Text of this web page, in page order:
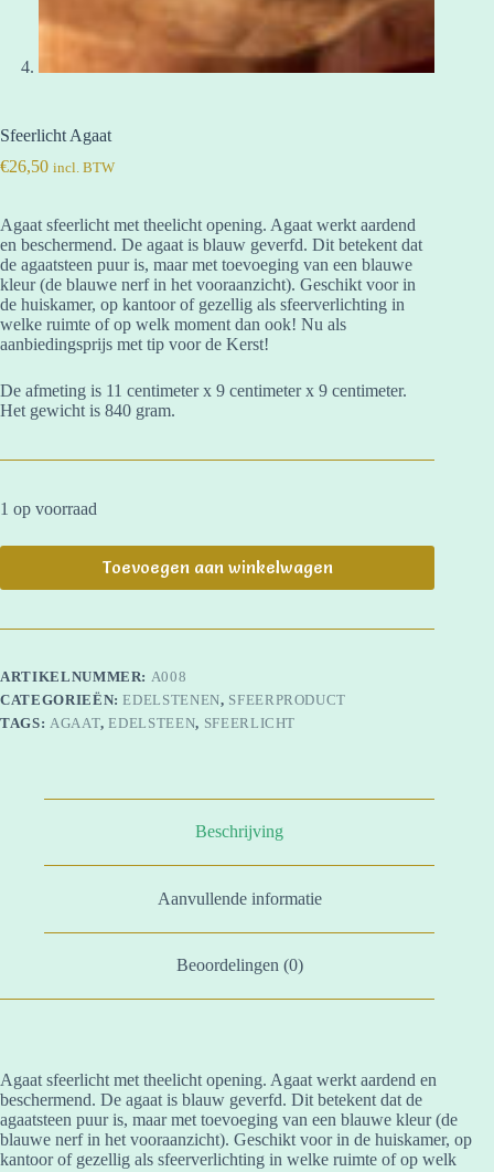
Sfeerlicht Agaat
€26,50 incl. BTW
Agaat sfeerlicht met theelicht opening. Agaat werkt aardend
en beschermend. De agaat is blauw geverfd. Dit betekent dat
de agaatsteen puur is, maar met toevoeging van een blauwe
kleur (de blauwe nerf in het vooraanzicht). Geschikt voor in
de huiskamer, op kantoor of gezellig als sfeerverlichting in
welke ruimte of op welk moment dan ook! Nu als
aanbiedingsprijs met tip voor de Kerst!
De afmeting is 11 centimeter x 9 centimeter x 9 centimeter.
Het gewicht is 840 gram.
1 op voorraad
Toevoegen aan winkelwagen
ARTIKELNUMMER: A008
CATEGORIEËN:EDELSTENEN, SFEERPRODUCT
TAGS: AGAAT,EDELSTEEN, SFEERLICHT
Beschrijving
Aanvullende informatie
Beoordelingen (0)
Agaat sfeerlicht met theelicht opening. Agaat werkt aardend en
beschermend. De agaat is blauw geverfd. Dit betekent dat de
agaatsteen puur is, maar met toevoeging van een blauwe kleur (de
blauwe nerf in het vooraanzicht). Geschikt voor in de huiskamer, op
kantoor of gezellig als sfeerverlichting in welke ruimte of op welk